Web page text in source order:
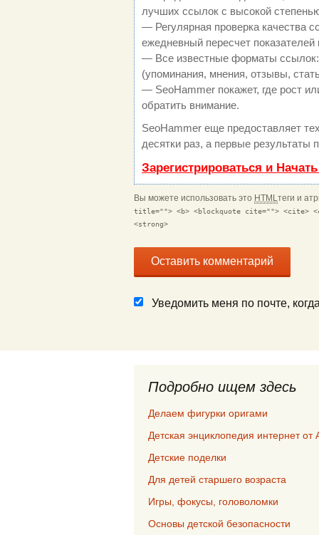
лучших ссылок с высокой
— Регулярная проверка качества
ежедневный пересчет показателей
— Все известные форматы
(упоминания, мнения, отзывы,
— SeoHammer покажет, где рост
обратить внимание.
SeoHammer еще предоставляет
десятки раз, а первые результаты
Зарегистрироваться и
Вы можете использовать это HTMLтеги и
title=""> <b> <blockquote cite=""> <cite>
<strong>
Уведомить меня по почте,
Подробно ищем здесь
Делаем фигурки оригами
Детская энциклопедия интернет от
Детские поделки
Для детей старшего возраста
Игры, фокусы, головоломки
Основы детской безопасности